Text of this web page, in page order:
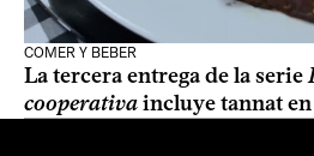
COMER Y BEBER
La tercera entrega de la serie
cooperativaincluye tannat